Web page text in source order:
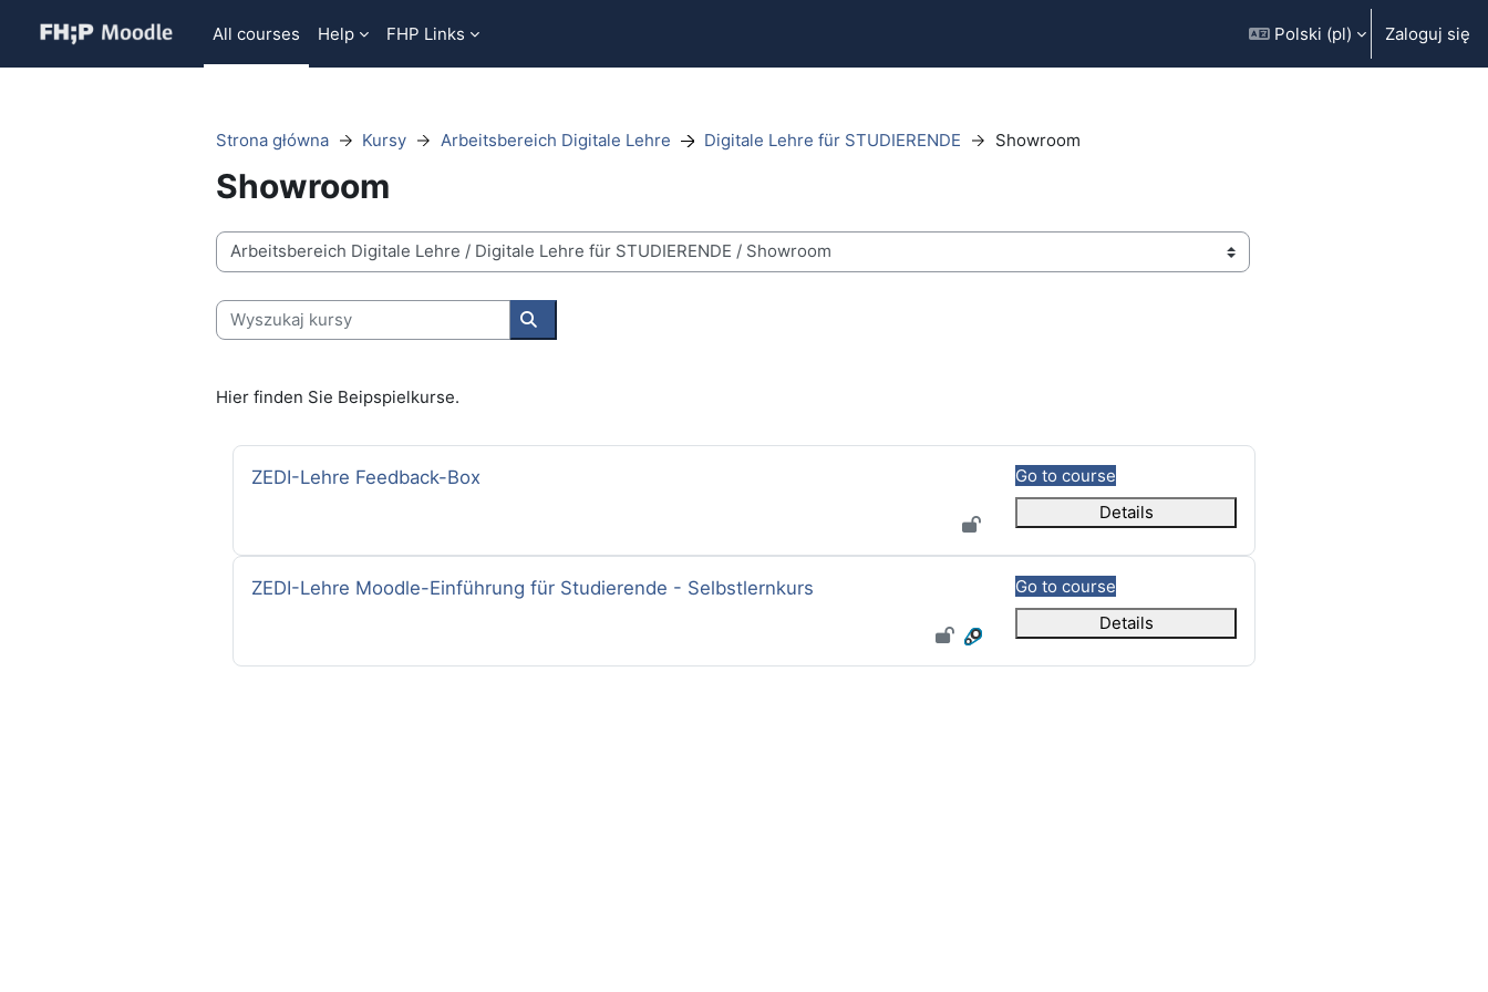
All courses
Help FHP Links Polski ‎(pl)‎ Zaloguj się
Strona główna Kursy Arbeitsbereich Digitale Lehre Digitale Lehre für STUDIERENDE Showroom
Showroom
Kategorie kursów
Wyszukaj kursy
Wyszukaj kursy
Hier finden Sie Beipspielkurse.
Nazwa kursu
ZEDI-Lehre Feedback-Box
Go to course
Details
Nazwa kursu
ZEDI-Lehre Moodle-Einführung für Studierende - Selbstlernkurs
Go to course
Details